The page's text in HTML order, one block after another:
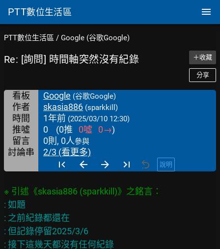
PTT數位生活區
PTT數位生活區 / Google (谷歌Google)
Re: [詢問] 時間軸突然沒有紀錄 ＋收藏
分享
看板 Google (谷歌Google)
作者 skasia886 (sparkkill)
時間 1年前 (2025/03/10 12:30)
推噓 0 (0推 0噓 0→)
留言
0則, 0人參與
討論串 2/3 (看更多)
說明
: 如題
: 之前紀錄都還在
: 但記錄停留2025/3/6
: 接下這幾天都沒有任何紀錄